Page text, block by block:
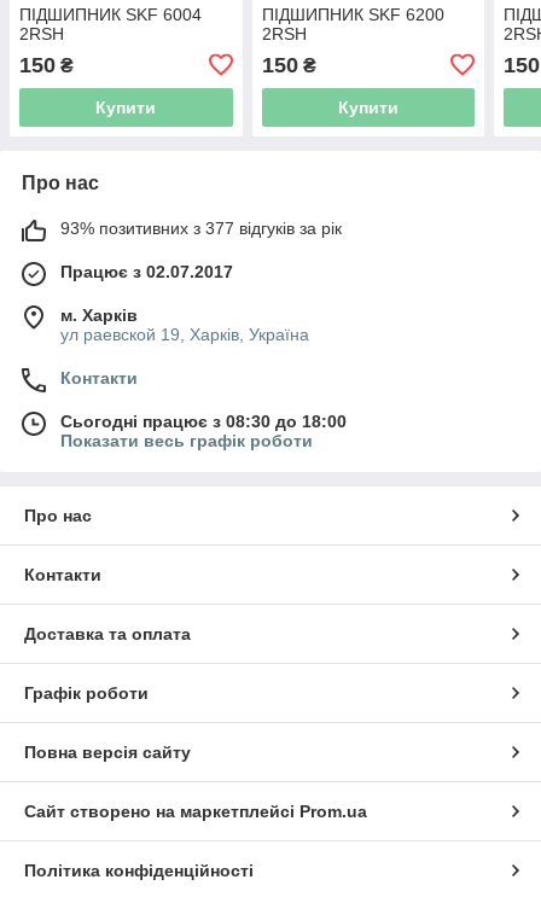
ПІДШИПНИК SKF 6004
2RSH
150 ₴
Купити
ПІДШИПНИК SKF 6200
2RSH
150₴
Купити
150
Про нас
93% позитивних з 377 відгуків за рік
Працює з 02.07.2017
м. Харків
ул раевской 19, Харків, Україна
Контакти
Сьогодні працює з 08:30 до 18:00
Показати весь графік роботи
Про нас
Контакти
Доставка та оплата
Графік роботи
Повна версія сайту
Сайт створено на маркетплейсі Prom.ua
Політика конфіденційності